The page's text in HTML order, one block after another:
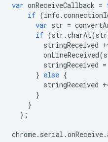
var onReceiveCallback =
if (info .
var str =
if (str .charAt(str
stringReceived
onLineReceived(
stringReceived =
} else {
stringReceived
}
}
};
chrome. serial .onReceive.